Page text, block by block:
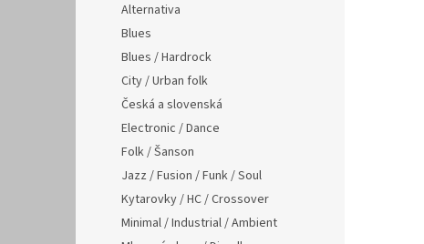
Alternativa
Blues
Blues / Hardrock
City / Urban folk
Česká a slovenská
Electronic / Dance
Folk / Šanson
Jazz / Fusion / Funk / Soul
Kytarovky / HC / Crossover
Minimal / Industrial / Ambient